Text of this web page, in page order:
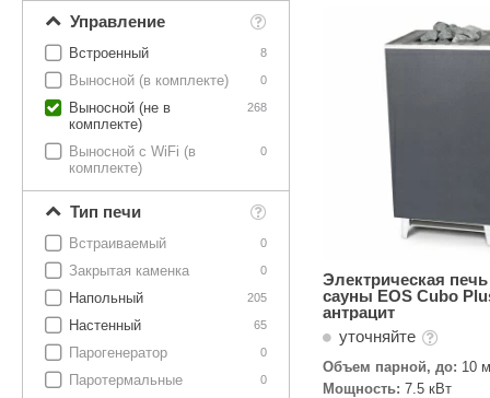
Управление
8
Встроенный
0
Выносной (в комплекте)
268
Выносной (не в
комплекте)
0
Выносной с WiFi (в
комплекте)
Тип печи
0
Встраиваемый
0
Закрытая каменка
205
Напольный
65
Настенный
0
Парогенератор
0
Паротермальные
Электрическая
сауны EOS Cubo
антрацит
уточняйте
Объем парной, до: 10
Мощность: 7.5 кВт